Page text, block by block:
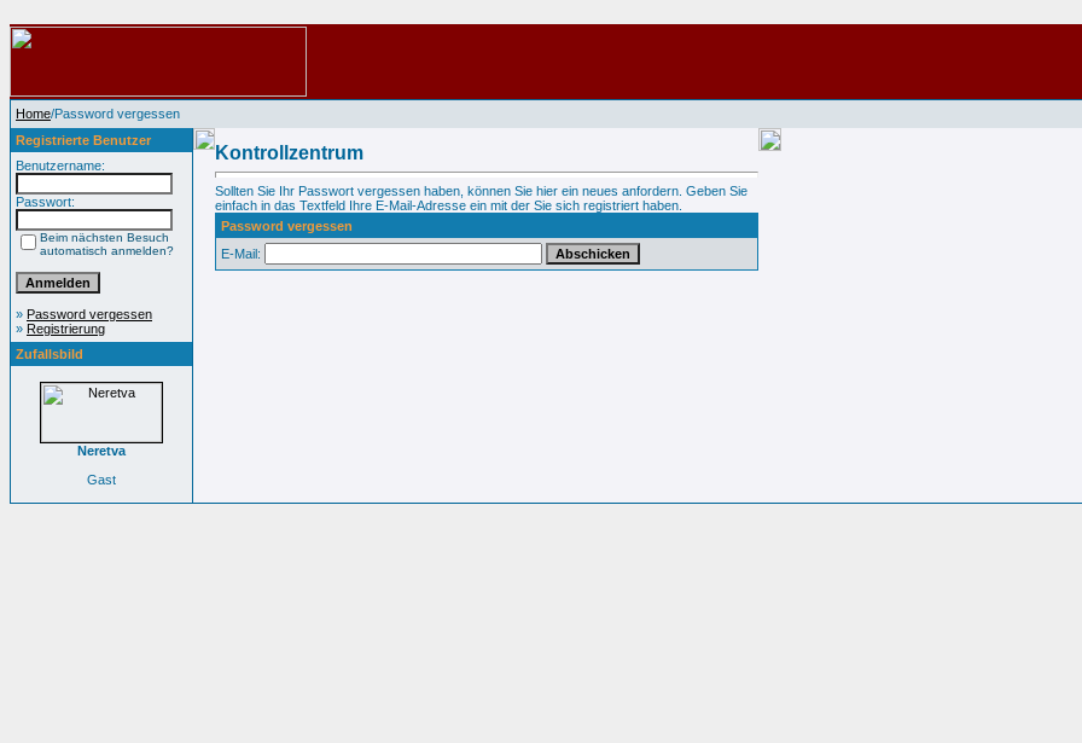
Home/Password vergessen
Registrierte Benutzer
Benutzername:
Passwort:
Beim nächsten Besuch
automatisch anmelden?
» Password vergessen
» Registrierung
Zufallsbild
Neretva
Gast
Kontrollzentrum
Sollten Sie Ihr Passwort vergessen haben, können Sie hier ein neues anfordern. Geben Sie
einfach in das Textfeld Ihre E-Mail-Adresse ein mit der Sie sich registriert haben.
Password vergessen
E-Mail: